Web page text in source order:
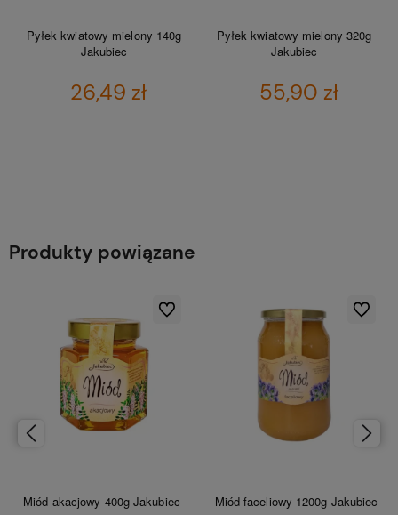
Pyłek kwiatowy mielony 140g
Jakubiec
26,49 zł
Pyłek kwiatowy mielony 320g
Jakubiec
55,90 zł
Produkty powiązane
Miód akacjowy 400g Jakubiec
Do ulubionych
Miód faceliowy 1200g Jakubiec
Do